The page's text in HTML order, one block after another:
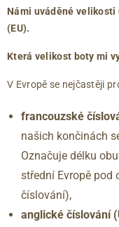
40.5
42
42.5
44
44.5
45
46
46.5
47
8
Námi uváděné
(EU).
Která velikost boty mi
V Evropě se nejčastěji
francouzské
našich končinách
Označuje délku
střední Evropě pod
číslování),
anglické číslování